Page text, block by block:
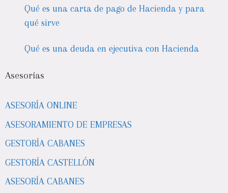
Qué es una carta de pago de Hacienda y para
qué sirve
Qué es una deuda en ejecutiva con Hacienda
Asesorías
ASESORÍA ONLINE
ASESORAMIENTO DE EMPRESAS
GESTORÍA CABANES
GESTORÍA CASTELLÓN
ASESORÍA CABANES